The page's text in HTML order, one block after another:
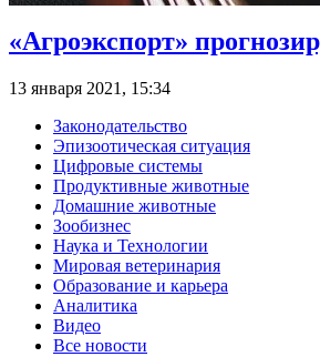
«Агроэкспорт»
13 января 2021, 15:34
Законодательство
Эпизоотическая ситуация
Цифровые системы
Продуктивные животные
Домашние животные
Зообизнес
Наука и Технологии
Мировая ветеринария
Образование и карьера
Аналитика
Видео
Все новости